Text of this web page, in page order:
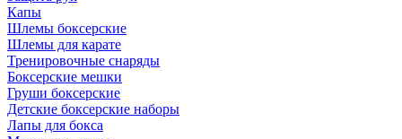
Капы
Шлемы боксерские
Шлемы для карате
Тренировочные снаряды
Боксерские мешки
Груши боксерские
Детские боксерские наборы
Лапы для бокса